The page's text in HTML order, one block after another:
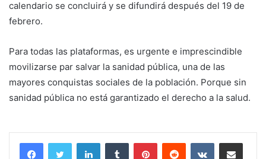
calendario se concluirá y se difundirá después del 19 de
febrero.
Para todas las plataformas, es urgente e imprescindible
movilizarse par salvar la sanidad pública, una de las
mayores conquistas sociales de la población. Porque sin
sanidad pública no está garantizado el derecho a la salud.
LinkedInTumblr PinterestReddit VKontakteCompartir por